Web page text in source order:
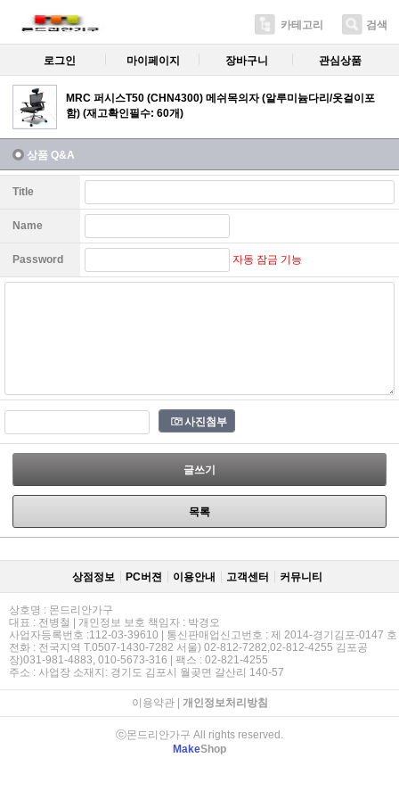
카테고리 검색
로그인 마이페이지 장바구니 관심상품
MRC 퍼시스T50 (CHN4300) 메쉬목의자 (알루미늄다리/옷걸이포
함) (재고확인필수: 60개)
상품 Q&A
Title
Name
Password 자동 잠금 기능
사진첨부
글쓰기
목록
상점정보 PC버젼 이용안내 고객센터 커뮤니티
상호명 : 몬드리안가구
대표 : 전병철 | 개인정보 보호 책임자 : 박경오
사업자등록번호 :112-03-39610 | 통신판매업신고번호 : 제 2014-경기김포-0147 호
전화 : 전국지역 T.0507-1430-7282 서울) 02-812-7282,02-812-4255 김포공
장)031-981-4883, 010-5673-316 | 팩스 : 02-821-4255
주소 : 사업장 소재지: 경기도 김포시 월곶면 갈산리 140-57
이용약관| 개인정보처리방침
ⓒ몬드리안가구 All rights reserved.
MakeShop